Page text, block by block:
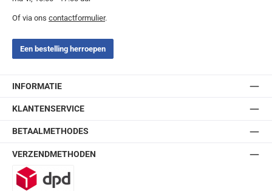
Of via ons contactformulier.
Een bestelling herroepen
INFORMATIE
KLANTENSERVICE
BETAALMETHODES
VERZENDMETHODEN